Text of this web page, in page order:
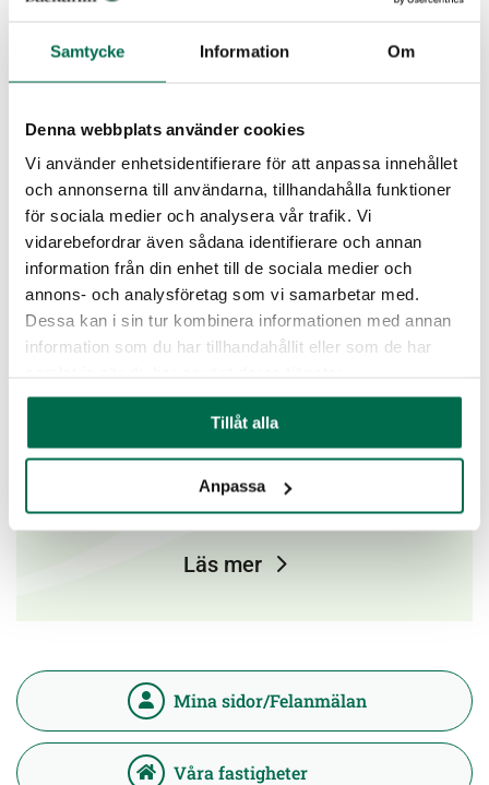
Samtycke Information Om
Denna webbplats använder cookies
Vi använder enhetsidentifierare för att anpassa innehållet
och annonserna till användarna, tillhandahålla funktioner
för sociala medier och analysera vår trafik. Vi
vidarebefordrar även sådana identifierare och annan
information från din enhet till de sociala medier och
annons- och analysföretag som vi samarbetar med.
Dessa kan i sin tur kombinera informationen med annan
information som du har tillhandahållit eller som de har
Tillåt alla
Anpassa
Kronodalen
Kronodalen placerad mellan Kronoskogen och
Epadalen på fd södra sjukhusområdet, här planeras
en ny stadsdel med ett campus. Backahill, Peab och
Ängelholmshem kommer tillsammans att bygga och
utveckla den nya stadsdelen
Läs mer
Mina sidor/Felanmälan
Våra fastigheter